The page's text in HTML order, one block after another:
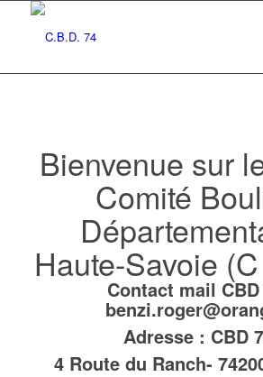
Bienvenue sur
Comité
Haute-Savoie
Contact mail
Adresse : CBD
4 Route du Ranch-